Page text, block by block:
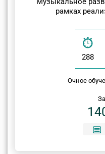
рамках
288
Очное